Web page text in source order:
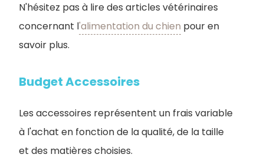
N'hésitez pas à lire des articles vétérinaires
concernant l'alimentation du chien pour en
savoir plus.
Budget Accessoires
Les accessoires représentent un frais variable
à l'achat en fonction de la qualité, de la taille
et des matières choisies.